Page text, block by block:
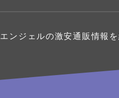
エンジェルの激安通販情報